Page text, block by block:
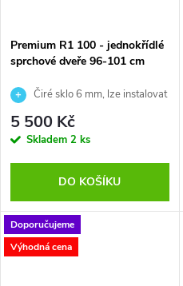
Premium R1 100 - jednokřídlé
sprchové dveře 96-101 cm
Čiré sklo 6 mm, lze instalovat
na vaničku nebo přímo na podlahu
5 500 Kč
Skladem 2 ks
DO KOŠÍKU
Doporučujeme
Výhodná cena